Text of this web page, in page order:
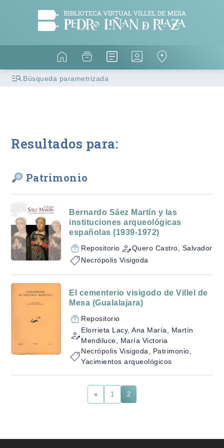
Búsqueda parametrizada
Resultados para:
Patrimonio
Bernardo Sáez Martín y las
instituciones arqueológicas
españolas (1939-1972)
Repositorio
Quero Castro, Salvador
Necrópolis Visigoda
El cementerio visigodo de Villel de
Mesa (Gualalajara)
Repositorio
Elorrieta Lacy, Ana María, Martín
Mendiluce, María Victoria
Necrópolis Visigoda, Patrimonio,
Yacimientos arqueológicos
« 1 2